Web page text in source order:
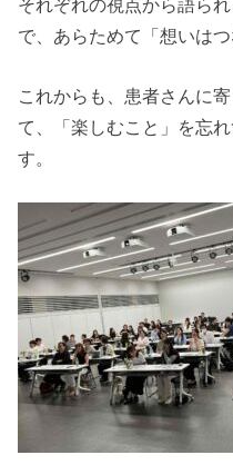
それぞれの視点から語ら
で、あらためて「想いは
これからも、患者さんに
て、「楽しむこと」を忘
す。